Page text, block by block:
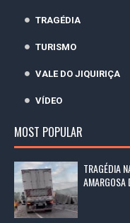
TRAGÉDIA
TURISMO
VALE DO JIQUIRIÇA
VÍDEO
MOST POPULAR
TRAGÉDIA
AMARGOSA